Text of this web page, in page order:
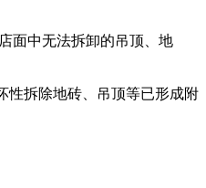
面中无法拆卸的吊顶、地
性拆除地砖、吊顶等已形成附